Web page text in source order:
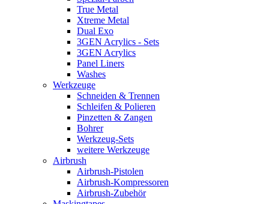
True Metal
Xtreme Metal
Dual Exo
3GEN Acrylics - Sets
3GEN Acrylics
Panel Liners
Washes
Werkzeuge
Schneiden & Trennen
Schleifen & Polieren
Pinzetten & Zangen
Bohrer
Werkzeug-Sets
weitere Werkzeuge
Airbrush
Airbrush-Pistolen
Airbrush-Kompressoren
Airbrush-Zubehör